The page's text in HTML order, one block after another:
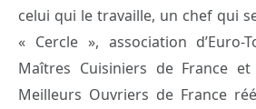
celui qui le travaille, un chef qui
« Cercle », association d’Euro-
Maîtres Cuisiniers de France
Meilleurs Ouvriers de France